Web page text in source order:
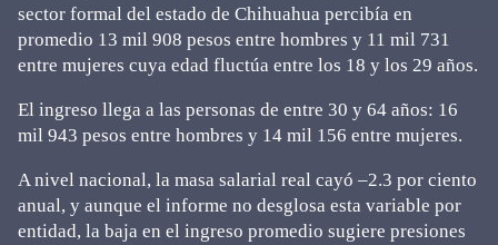
sector formal del estado de Chihuahua percibía en
promedio 13 mil 908 pesos entre hombres y 11 mil 731
entre mujeres cuya edad fluctúa entre los 18 y los 29 años.
El ingreso llega a las personas de entre 30 y 64 años: 16
mil 943 pesos entre hombres y 14 mil 156 entre mujeres.
A nivel nacional, la masa salarial real cayó –2.3 por ciento
anual, y aunque el informe no desglosa esta variable por
entidad, la baja en el ingreso promedio sugiere presiones